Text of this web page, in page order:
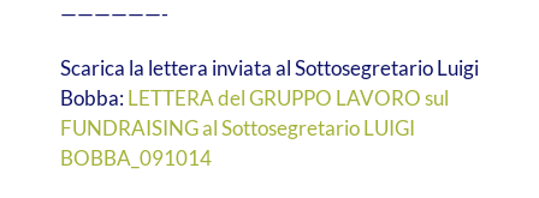
——————-
Scarica la lettera inviata al Sottosegretario Luigi
Bobba:LETTERA del GRUPPO LAVORO sul
FUNDRAISING al Sottosegretario LUIGI
BOBBA_091014